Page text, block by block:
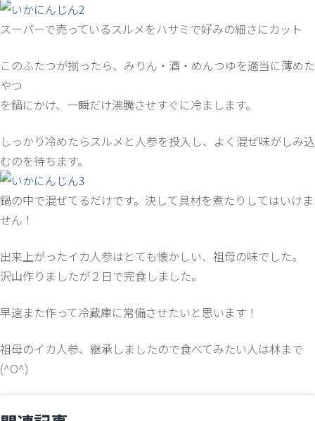
スーパーで売っているスルメをハサミで好みの細さにカット
このふたつが揃ったら、みりん・酒・めんつゆを適当に薄めた
やつ
を鍋にかけ、一瞬だけ沸騰させすぐに冷まします。
しっかり冷めたらスルメと人参を投入し、よく混ぜ味がしみ込
むのを待ちます。
鍋の中で混ぜてるだけです。決して具材を煮たりしてはいけま
せん！
出来上がったイカ人参はとても懐かしい、祖母の味でした。
沢山作りましたが２日で完食しました。
早速また作って冷蔵庫に常備させたいと思います！
祖母のイカ人参、継承しましたので食べてみたい人は林まで
(^O^)